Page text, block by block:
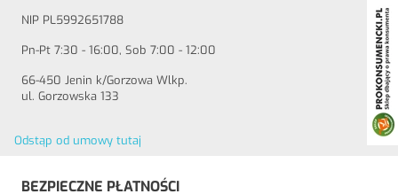
NIP PL5992651788
Pn-Pt 7:30 - 16:00, Sob 7:00 - 12:00
66-450 Jenin k/Gorzowa Wlkp.
ul. Gorzowska 133
Odstąp od umowy tutaj
BEZPIECZNE PŁATNOŚCI